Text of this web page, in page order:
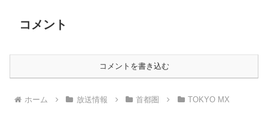
コメント
コメントを書き込む
ホーム 放送情報 首都圏 TOKYO MX